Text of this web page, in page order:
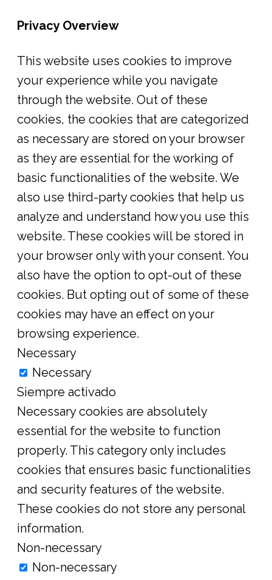
Privacy Overview
This website uses cookies to improve
your experience while you navigate
through the website. Out of these
cookies, the cookies that are categorized
as necessary are stored on your browser
as they are essential for the working of
basic functionalities of the website. We
also use third-party cookies that help us
analyze and understand how you use this
website. These cookies will be stored in
your browser only with your consent. You
also have the option to opt-out of these
cookies. But opting out of some of these
cookies may have an effect on your
browsing experience.
Necessary
Necessary
Siempre activado
Necessary cookies are absolutely
essential for the website to function
properly. This category only includes
cookies that ensures basic functionalities
and security features of the website.
These cookies do not store any personal
information.
Non-necessary
Non-necessary